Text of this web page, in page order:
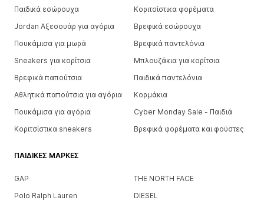
Παιδικά εσώρουχα
Κοριτσίστικα φορέματα
Jordan Αξεσουάρ για αγόρια
Βρεφικά εσώρουχα
Πουκάμισα για μωρά
Βρεφικά παντελόνια
Sneakers για κορίτσια
Μπλουζάκια για κορίτσια
Βρεφικά παπούτσια
Παιδικά παντελόνια
Αθλητικά παπούτσια για αγόρια
Κορμάκια
Πουκάμισα για αγόρια
Cyber Monday Sale - Παιδιά
Κοριτσίστικα sneakers
Βρεφικά φορέματα και φούστες
ΠΑΙΔΙΚΈΣ ΜΆΡΚΕΣ
GAP
THE NORTH FACE
Polo Ralph Lauren
DIESEL